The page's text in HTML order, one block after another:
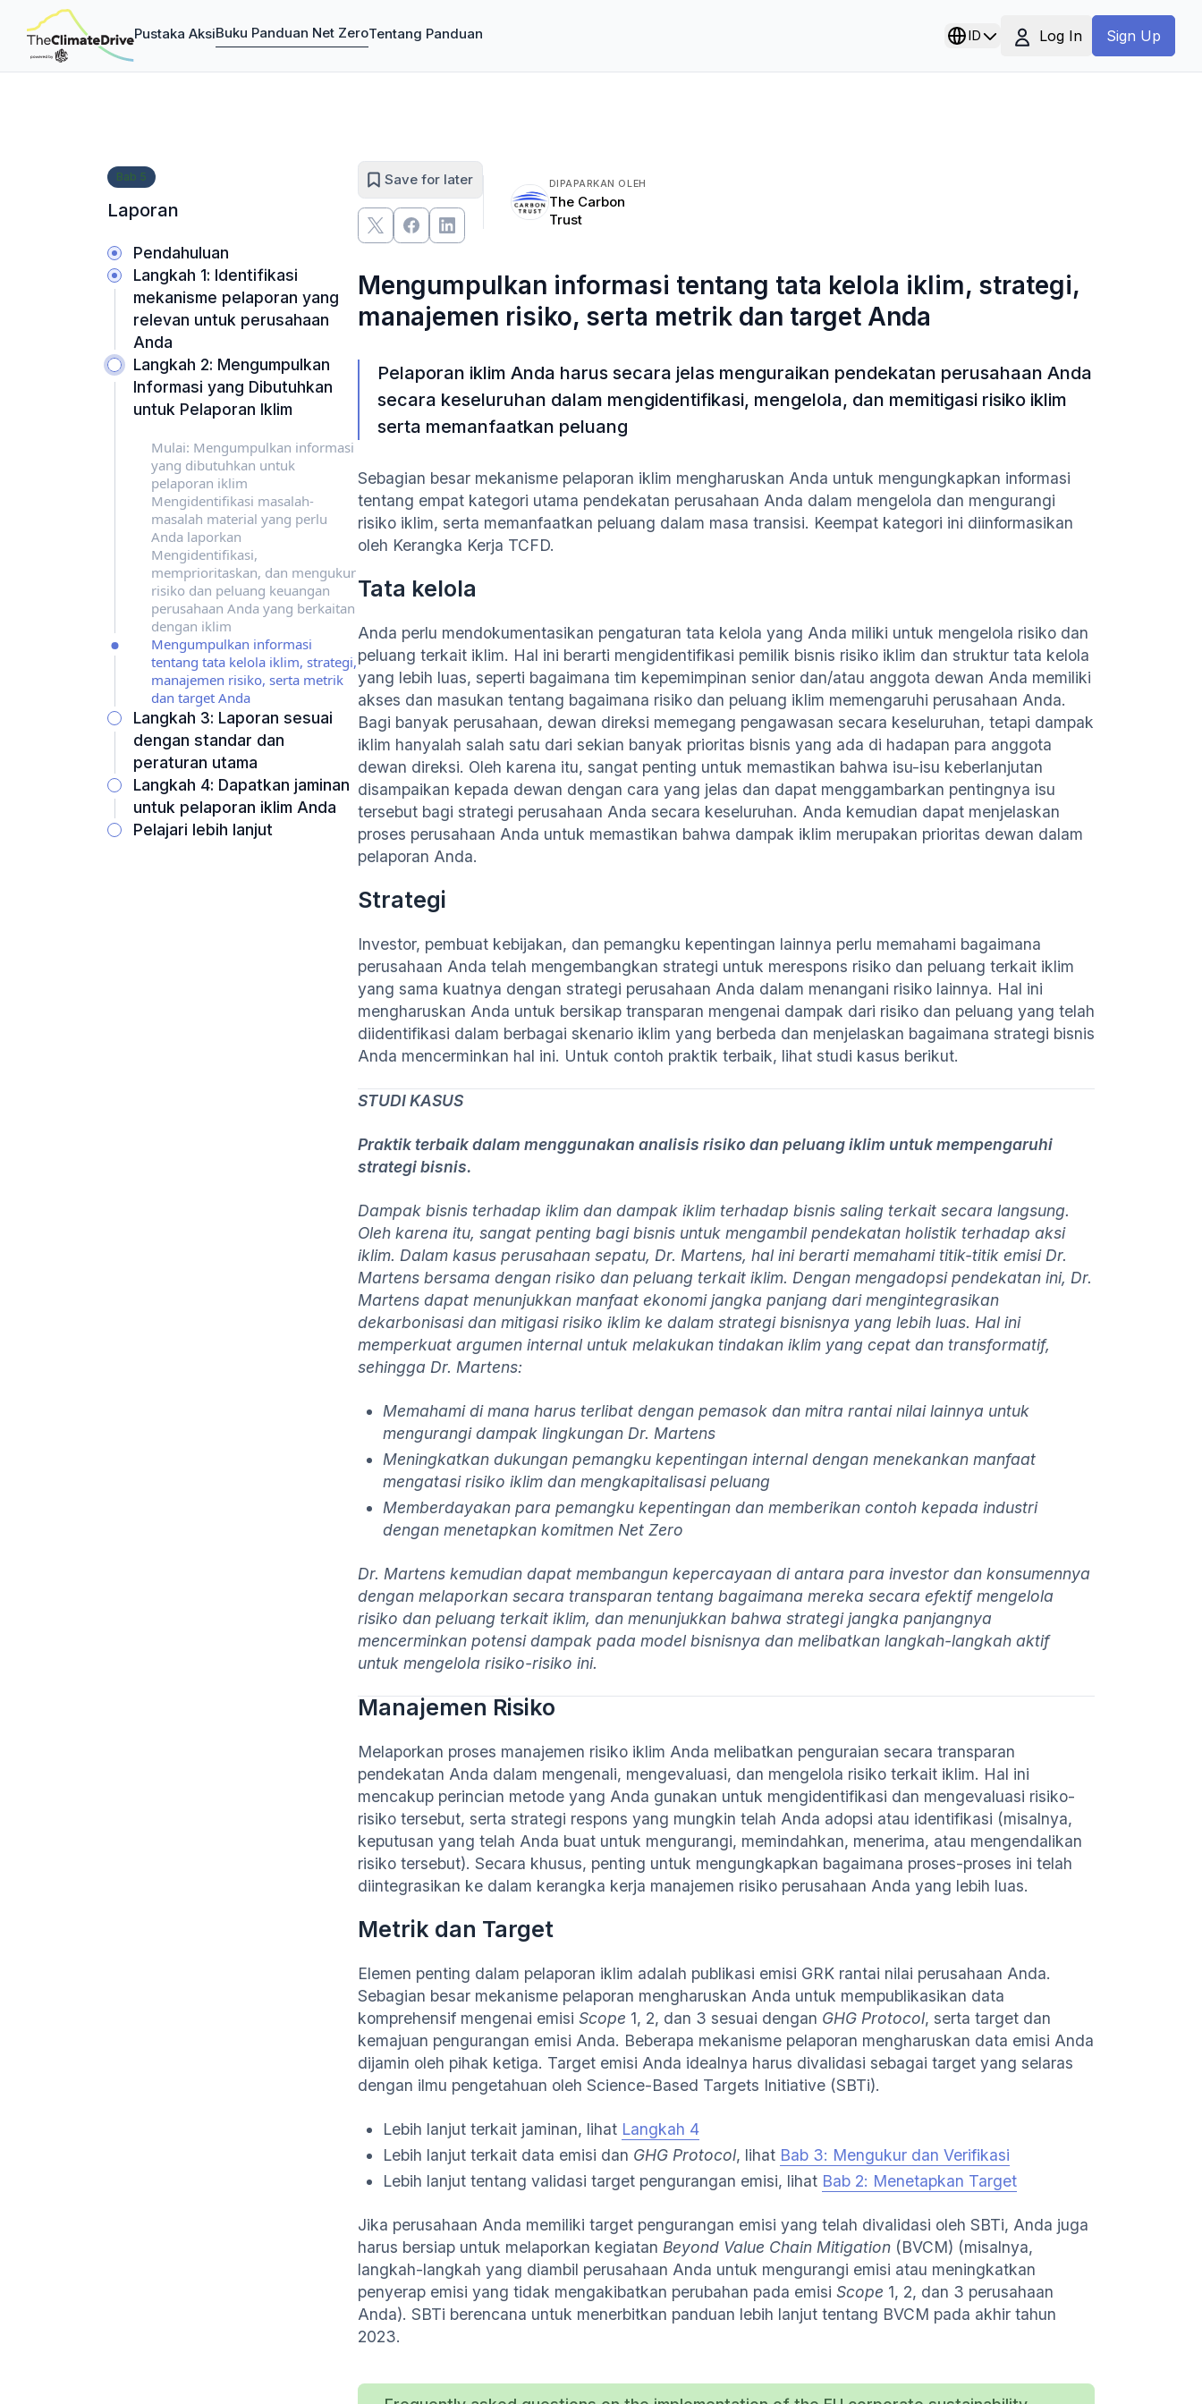
Pustaka AksiBuku Panduan Net ZeroTentang Panduan ID Log In Sign Up
Bab 5
Laporan
Pendahuluan
Langkah 1: Identifikasi
mekanisme pelaporan yang
relevan untuk perusahaan
Anda
Langkah 2: Mengumpulkan
Informasi yang Dibutuhkan
untuk Pelaporan Iklim
Mulai: Mengumpulkan informasi
yang dibutuhkan untuk
pelaporan iklim
Mengidentifikasi masalah-
masalah material yang perlu
Anda laporkan
Mengidentifikasi,
memprioritaskan, dan mengukur
risiko dan peluang keuangan
perusahaan Anda yang berkaitan
dengan iklim
Mengumpulkan informasi
tentang tata kelola iklim, strategi,
manajemen risiko, serta metrik
dan target Anda
Langkah 3: Laporan sesuai
dengan standar dan
peraturan utama
Langkah 4: Dapatkan jaminan
untuk pelaporan iklim Anda
Pelajari lebih lanjut
Save for later DIPAPARKAN OLEH
The Carbon
Trust
Mengumpulkan informasi tentang tata kelola iklim, strategi,
manajemen risiko, serta metrik dan target Anda
Pelaporan iklim Anda harus secara jelas menguraikan pendekatan perusahaan Anda
secara keseluruhan dalam mengidentifikasi, mengelola, dan memitigasi risiko iklim
serta memanfaatkan peluang
Sebagian besar mekanisme pelaporan iklim mengharuskan Anda untuk mengungkapkan informasi
tentang empat kategori utama pendekatan perusahaan Anda dalam mengelola dan mengurangi
risiko iklim, serta memanfaatkan peluang dalam masa transisi. Keempat kategori ini diinformasikan
oleh Kerangka Kerja TCFD.
Tata kelola
Anda perlu mendokumentasikan pengaturan tata kelola yang Anda miliki untuk mengelola risiko dan
peluang terkait iklim. Hal ini berarti mengidentifikasi pemilik bisnis risiko iklim dan struktur tata kelola
yang lebih luas, seperti bagaimana tim kepemimpinan senior dan/atau anggota dewan Anda memiliki
akses dan masukan tentang bagaimana risiko dan peluang iklim memengaruhi perusahaan Anda.
Bagi banyak perusahaan, dewan direksi memegang pengawasan secara keseluruhan, tetapi dampak
iklim hanyalah salah satu dari sekian banyak prioritas bisnis yang ada di hadapan para anggota
dewan direksi. Oleh karena itu, sangat penting untuk memastikan bahwa isu-isu keberlanjutan
disampaikan kepada dewan dengan cara yang jelas dan dapat menggambarkan pentingnya isu
tersebut bagi strategi perusahaan Anda secara keseluruhan. Anda kemudian dapat menjelaskan
proses perusahaan Anda untuk memastikan bahwa dampak iklim merupakan prioritas dewan dalam
pelaporan Anda.
Strategi
Investor, pembuat kebijakan, dan pemangku kepentingan lainnya perlu memahami bagaimana
perusahaan Anda telah mengembangkan strategi untuk merespons risiko dan peluang terkait iklim
yang sama kuatnya dengan strategi perusahaan Anda dalam menangani risiko lainnya. Hal ini
mengharuskan Anda untuk bersikap transparan mengenai dampak dari risiko dan peluang yang telah
diidentifikasi dalam berbagai skenario iklim yang berbeda dan menjelaskan bagaimana strategi bisnis
Anda mencerminkan hal ini. Untuk contoh praktik terbaik, lihat studi kasus berikut.
STUDI KASUS
Praktik terbaik dalam menggunakan analisis risiko dan peluang iklim untuk mempengaruhi
strategi bisnis.
Dampak bisnis terhadap iklim dan dampak iklim terhadap bisnis saling terkait secara langsung.
Oleh karena itu, sangat penting bagi bisnis untuk mengambil pendekatan holistik terhadap aksi
iklim. Dalam kasus perusahaan sepatu, Dr. Martens, hal ini berarti memahami titik-titik emisi Dr.
Martens bersama dengan risiko dan peluang terkait iklim. Dengan mengadopsi pendekatan ini, Dr.
Martens dapat menunjukkan manfaat ekonomi jangka panjang dari mengintegrasikan
dekarbonisasi dan mitigasi risiko iklim ke dalam strategi bisnisnya yang lebih luas. Hal ini
memperkuat argumen internal untuk melakukan tindakan iklim yang cepat dan transformatif,
sehingga Dr. Martens:
Memahami di mana harus terlibat dengan pemasok dan mitra rantai nilai lainnya untuk
mengurangi dampak lingkungan Dr. Martens
Meningkatkan dukungan pemangku kepentingan internal dengan menekankan manfaat
mengatasi risiko iklim dan mengkapitalisasi peluang
Memberdayakan para pemangku kepentingan dan memberikan contoh kepada industri
dengan menetapkan komitmen Net Zero
Dr. Martens kemudian dapat membangun kepercayaan di antara para investor dan konsumennya
dengan melaporkan secara transparan tentang bagaimana mereka secara efektif mengelola
risiko dan peluang terkait iklim, dan menunjukkan bahwa strategi jangka panjangnya
mencerminkan potensi dampak pada model bisnisnya dan melibatkan langkah-langkah aktif
untuk mengelola risiko-risiko ini.
Manajemen Risiko
Melaporkan proses manajemen risiko iklim Anda melibatkan penguraian secara transparan
pendekatan Anda dalam mengenali, mengevaluasi, dan mengelola risiko terkait iklim. Hal ini
mencakup perincian metode yang Anda gunakan untuk mengidentifikasi dan mengevaluasi risiko-
risiko tersebut, serta strategi respons yang mungkin telah Anda adopsi atau identifikasi (misalnya,
keputusan yang telah Anda buat untuk mengurangi, memindahkan, menerima, atau mengendalikan
risiko tersebut). Secara khusus, penting untuk mengungkapkan bagaimana proses-proses ini telah
diintegrasikan ke dalam kerangka kerja manajemen risiko perusahaan Anda yang lebih luas.
Metrik dan Target
Elemen penting dalam pelaporan iklim adalah publikasi emisi GRK rantai nilai perusahaan Anda.
Sebagian besar mekanisme pelaporan mengharuskan Anda untuk mempublikasikan data
komprehensif mengenai emisi Scope 1, 2, dan 3 sesuai dengan GHG Protocol, serta target dan
kemajuan pengurangan emisi Anda. Beberapa mekanisme pelaporan mengharuskan data emisi Anda
dijamin oleh pihak ketiga. Target emisi Anda idealnya harus divalidasi sebagai target yang selaras
dengan ilmu pengetahuan oleh Science-Based Targets Initiative (SBTi).
Lebih lanjut terkait jaminan, lihat Langkah 4
Lebih lanjut terkait data emisi dan GHG Protocol, lihat Bab 3: Mengukur dan Verifikasi
Lebih lanjut tentang validasi target pengurangan emisi, lihat Bab 2: Menetapkan Target
Jika perusahaan Anda memiliki target pengurangan emisi yang telah divalidasi oleh SBTi, Anda juga
harus bersiap untuk melaporkan kegiatan Beyond Value Chain Mitigation (BVCM) (misalnya,
langkah-langkah yang diambil perusahaan Anda untuk mengurangi emisi atau meningkatkan
penyerap emisi yang tidak mengakibatkan perubahan pada emisi Scope 1, 2, dan 3 perusahaan
Anda). SBTi berencana untuk menerbitkan panduan lebih lanjut tentang BVCM pada akhir tahun
2023.